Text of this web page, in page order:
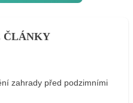
ČLÁNKY
zahrady před podzimními